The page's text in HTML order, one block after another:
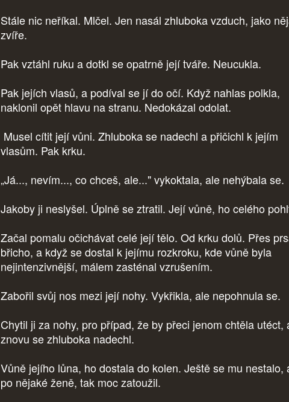
Stále nic neříkal. Mlčel. Jen nasál zhluboka vzduch, jako
zvíře.
Pak vztáhl ruku a dotkl se opatrně její tváře. Neucukla.
Pak jejích vlasů, a podíval se jí do očí. Když nahlas polkla,
naklonil opět hlavu na stranu. Nedokázal odolat.
Musel cítit její vůni. Zhluboka se nadechl a přičichl k jejím
vlasům. Pak krku.
„Já..., nevím..., co chceš, ale..." vykoktala, ale nehýbala se.
Jakoby ji neslyšel. Úplně se ztratil. Její vůně, ho celého
Začal pomalu očichávat celé její tělo. Od krku dolů. Přes
břicho, a když se dostal k jejímu rozkroku, kde vůně byla
nejintenzivnější, málem zasténal vzrušením.
Zabořil svůj nos mezi její nohy. Vykřikla, ale nepohnula se.
Chytil ji za nohy, pro případ, že by přeci jenom chtěla utéct,
znovu se zhluboka nadechl.
Vůně jejího lůna, ho dostala do kolen. Ještě se mu nestalo,
po nějaké ženě, tak moc zatoužil.